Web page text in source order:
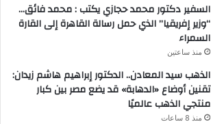
السفير دكتور محمد حجازي يكتب : محمد فائق…
“وزير إفريقيا” الذي حمل رسالة القاهرة إلى القارة
السمراء
منذ ساعتين
الذهب سيد المعادن.. الدكتور إبراهيم هاشم زيدان:
تقنين أوضاع «الدهابة» قد يضع مصر بين كبار
منتجي الذهب عالميًا
منذ 8 ساعات